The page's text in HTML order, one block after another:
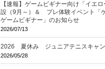
【速報】ゲームビギナー向け「イエ
設（9月～）＆ プレ体験イベント「
ゲームビギナー」のお知らせ
2026/07/13
2026 夏休み ジュニアテニスキャ
2026/05/28